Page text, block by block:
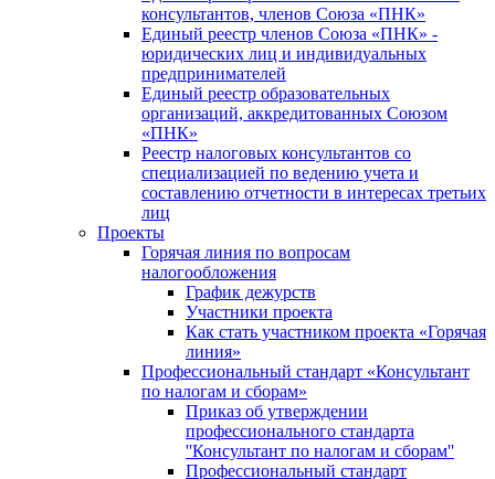
консультантов, членов Союза «ПНК»
Единый реестр членов Союза «ПНК» -
юридических лиц и индивидуальных
предпринимателей
Единый реестр образовательных
организаций, аккредитованных Союзом
«ПНК»
Реестр налоговых консультантов со
специализацией по ведению учета и
составлению отчетности в интересах третьих
лиц
Проекты
Горячая линия по вопросам
налогообложения
График дежурств
Участники проекта
Как стать участником проекта «Горячая
линия»
Профессиональный стандарт «Консультант
по налогам и сборам»
Приказ об утверждении
профессионального стандарта
''Консультант по налогам и сборам''
Профессиональный стандарт